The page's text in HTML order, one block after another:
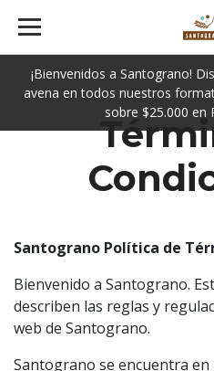
¡Bienvenidos a Santograno!
avena en todos nuestros
sobre $25.000 en
Santograno Política de
Bienvenido a Santograno.
describen las reglas y
web de Santograno.
Santograno se encuentra en